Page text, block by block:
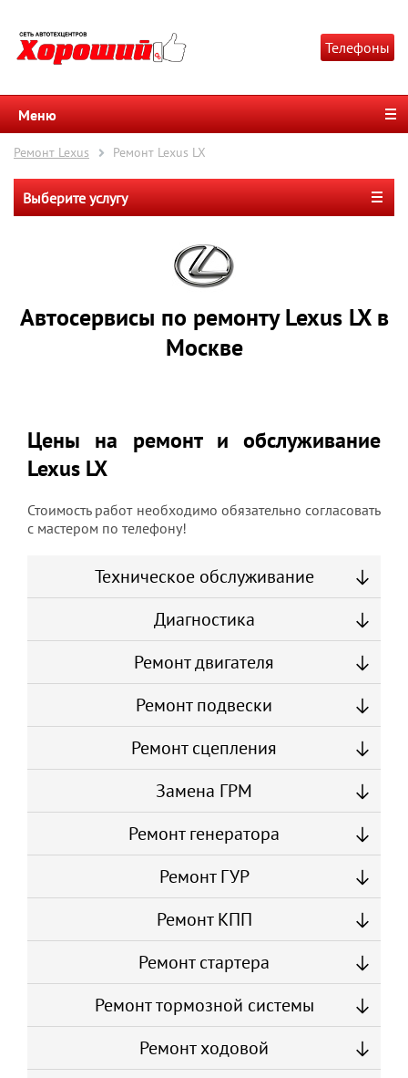
Телефоны
Меню
Ремонт Lexus Ремонт Lexus LX
Выберите услугу
Автосервисы по ремонту Lexus LX в
Москве
Цены на ремонт и обслуживание
Lexus LX
Стоимость работ необходимо обязательно согласовать
с мастером по телефону!
Техническое обслуживание
Диагностика
Ремонт двигателя
Ремонт подвески
Ремонт сцепления
Замена ГРМ
Ремонт генератора
Ремонт ГУР
Ремонт КПП
Ремонт стартера
Ремонт тормозной системы
Ремонт ходовой